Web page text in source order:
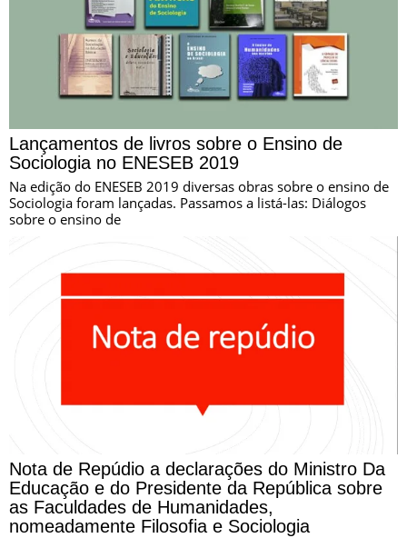
Lançamentos de livros sobre o Ensino de
Sociologia no ENESEB 2019
Na edição do ENESEB 2019 diversas obras sobre o ensino de
Sociologia foram lançadas. Passamos a listá-las: Diálogos
sobre o ensino de
Nota de Repúdio a declarações do Ministro Da
Educação e do Presidente da República sobre
as Faculdades de Humanidades,
nomeadamente Filosofia e Sociologia